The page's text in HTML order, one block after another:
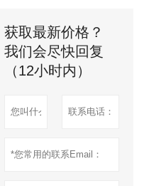
获取最新价格？
我们会尽快回复
（12小时内）